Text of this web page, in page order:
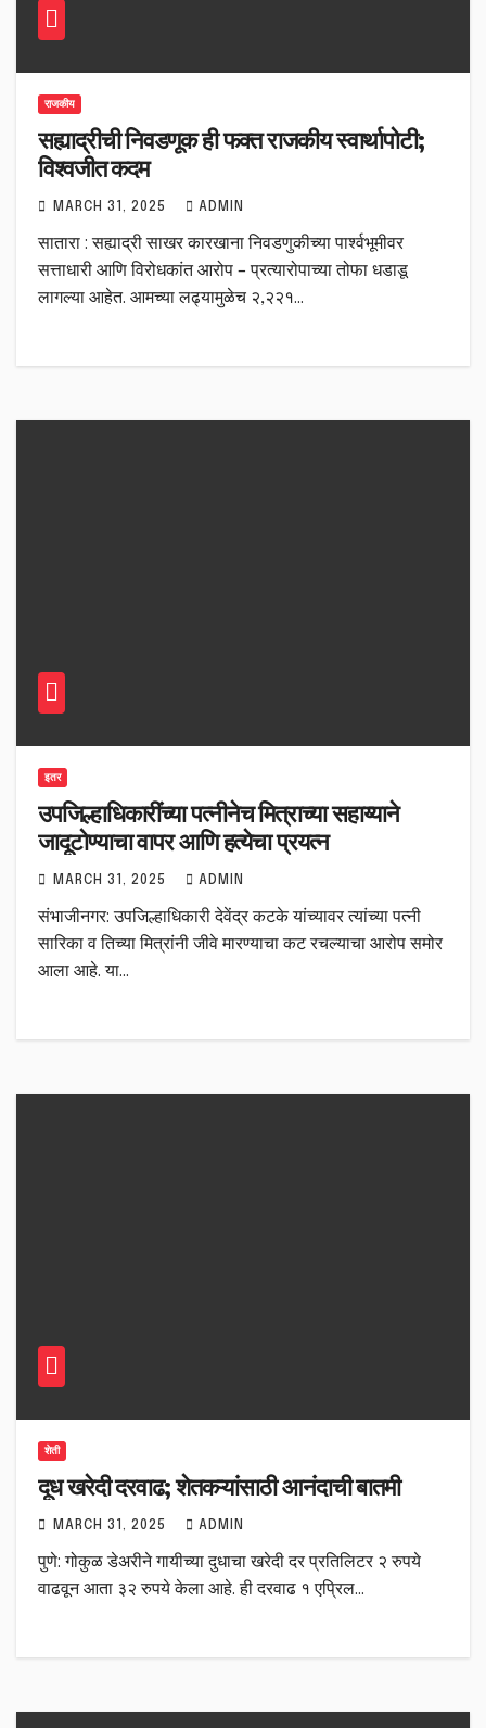
राजकीय
सह्याद्रीची निवडणूक ही फक्त राजकीय स्वार्थापोटी;
विश्वजीत कदम
MARCH 31, 2025 ADMIN
सातारा : सह्याद्री साखर कारखाना निवडणुकीच्या पार्श्वभूमीवर
सत्ताधारी आणि विरोधकांत आरोप – प्रत्यारोपाच्या तोफा धडाडू
लागल्या आहेत. आमच्या लढ्यामुळेच २,२२१…
इतर
उपजिल्हाधिकारींच्या पत्नीनेच मित्राच्या सहाय्याने
जादूटोण्याचा वापर आणि हत्येचा प्रयत्न
MARCH 31, 2025 ADMIN
संभाजीनगर: उपजिल्हाधिकारी देवेंद्र कटके यांच्यावर त्यांच्या पत्नी
सारिका व तिच्या मित्रांनी जीवे मारण्याचा कट रचल्याचा आरोप समोर
आला आहे. या…
शेती
दूध खरेदी दरवाढ; शेतकऱ्यांसाठी आनंदाची बातमी
MARCH 31, 2025 ADMIN
पुणे: गोकुळ डेअरीने गायीच्या दुधाचा खरेदी दर प्रतिलिटर २ रुपये
वाढवून आता ३२ रुपये केला आहे. ही दरवाढ १ एप्रिल…